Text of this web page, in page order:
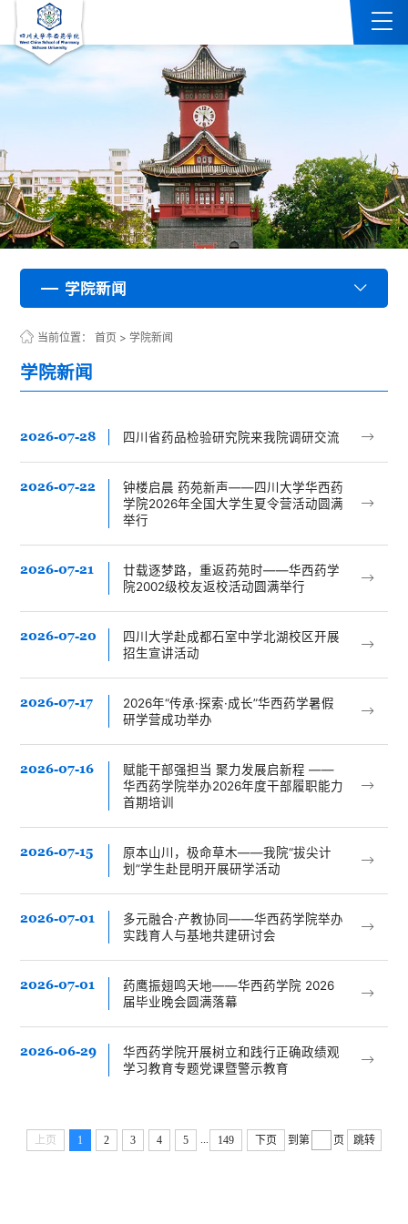
学院新闻
学院新闻
学院新闻
学院新闻
学院新闻
学院新闻
学院新闻
学院新闻
学院新闻
学院新闻
学院新闻
学院新闻
学院新闻
学院新闻
学院新闻
学院新闻
学院新闻
学院新闻
学院新闻
学院新闻
学院新闻
学院新闻
学院新闻
学院新闻
学院新闻
学院新闻
学院新闻
学院新闻
学院新闻
学院新闻
学院新闻
学院新闻
学院新闻
学院新闻
学院新闻
学院新闻
学院新闻
学院新闻
学院新闻
学院新闻
学院新闻
学院新闻
学院新闻
学院新闻
学院新闻
学院新闻
学院新闻
学院新闻
学院新闻
学院新闻
学院新闻
学院新闻
学院新闻
学院新闻
学院新闻
学院新闻
学院新闻
学院新闻
学院新闻
学院新闻
学院新闻
学院新闻
学院新闻
学院新闻
学院新闻